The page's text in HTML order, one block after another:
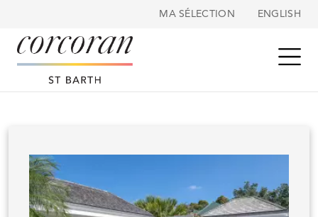
Panneau de gestion des cookiesMA SÉLECTION ENGLISH